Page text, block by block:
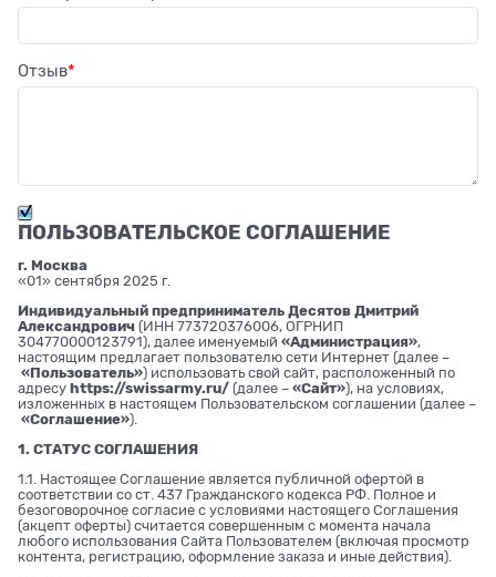
Отзыв
ПОЛЬЗОВАТЕЛЬСКОЕ СОГЛАШЕНИЕ
г. Москва
«01» сентября 2025 г.
Индивидуальный предприниматель Десятов Дмитрий
Александрович (ИНН 773720376006, ОГРНИП
304770000123791), далее именуемый «Администрация»,
настоящим предлагает пользователю сети Интернет (далее –
«Пользователь») использовать свой сайт, расположенный по
адресу https://swissarmy.ru/ (далее – «Сайт»), на условиях,
изложенных в настоящем Пользовательском соглашении (далее –
«Соглашение»).
1. СТАТУС СОГЛАШЕНИЯ
1.1. Настоящее Соглашение является публичной офертой в
соответствии со ст. 437 Гражданского кодекса РФ. Полное и
безоговорочное согласие с условиями настоящего Соглашения
(акцепт оферты) считается совершенным с момента начала
любого использования Сайта Пользователем (включая просмотр
контента, регистрацию, оформление заказа и иные действия).